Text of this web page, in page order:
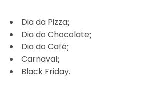
Dia da Pizza;
Dia do Chocolate;
Dia do Café;
Carnaval;
Black Friday.